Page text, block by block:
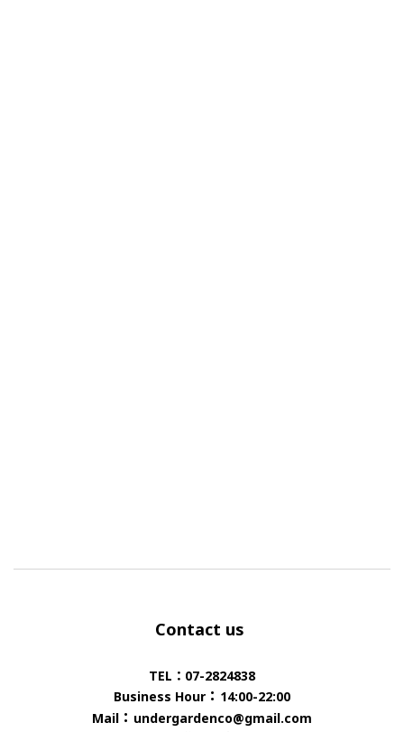
Contact us
TEL：07-2824838
Business Hour ： 14:00-22:00
Mail ： undergardenco@gmail.com